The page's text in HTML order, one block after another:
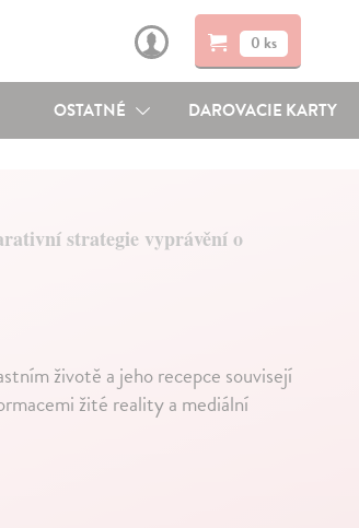
0 ks
OSTATNÉ DAROVACIE KARTY
strategie vyprávění o
životě a jeho recepce souvisejí
žité reality a mediální